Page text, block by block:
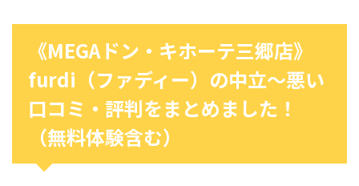
《MEGAドン・キホーテ三郷店》
furdi（ファディー）の中立〜悪い
口コミ・評判をまとめました！
（無料体験含む）